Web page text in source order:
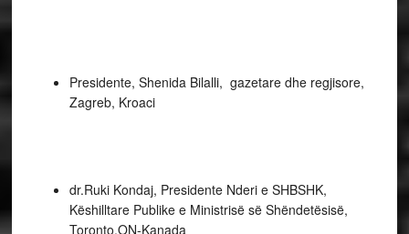
Presidente, Shenida Bilalli, gazetare dhe regjisore,
Zagreb, Kroaci
dr.Ruki Kondaj, Presidente Nderi e SHBSHK,
Këshilltare Publike e Ministrisë së Shëndetësisë,
Toronto,ON-Kanada